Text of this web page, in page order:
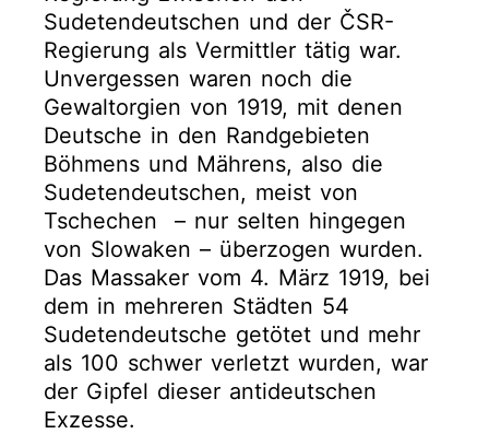
Sudetendeutschen und der ČSR-
Regierung als Vermittler tätig war.
Unvergessen waren noch die
Gewaltorgien von 1919, mit denen
Deutsche in den Randgebieten
Böhmens und Mährens, also die
Sudetendeutschen, meist von
Tschechen – nur selten hingegen
von Slowaken – überzogen wurden.
Das Massaker vom 4. März 1919, bei
dem in mehreren Städten 54
Sudetendeutsche getötet und mehr
als 100 schwer verletzt wurden, war
der Gipfel dieser antideutschen
Exzesse.